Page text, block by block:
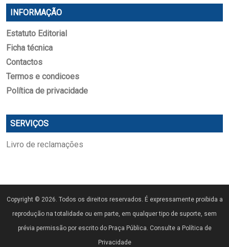
INFORMAÇÃO
Estatuto Editorial
Ficha técnica
Contactos
Termos e condicoes
Política de privacidade
SERVIÇOS
Livro de reclamações
Copyright © 2026. Todos os direitos reservados. É expressamente proibida a
reprodução na totalidade ou em parte, em qualquer tipo de suporte, sem
prévia permissão por escrito do Praça Pública. Consulte a Política de
Privacidade